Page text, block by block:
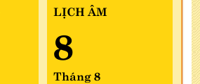
LỊCH ÂM
8
Tháng 8